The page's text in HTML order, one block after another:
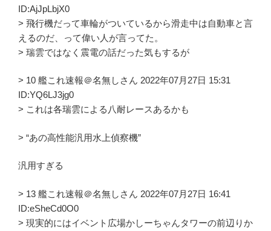
ID:AjJpLbjX0
> 飛行機だって車輪がついているから滑走中は自動車と言
えるのだ、って偉い人が言ってた。
> 瑞雲ではなく震電の話だった気もするが
> 10 艦これ速報＠名無しさん 2022年07月27日 15:31
ID:YQ6LJ3jg0
> これは各瑞雲による八耐レースあるかも
> “あの高性能汎用水上偵察機”
汎用すぎる
> 13 艦これ速報＠名無しさん 2022年07月27日 16:41
ID:eSheCd0O0
> 現実的にはイベント広場かしーちゃんタワーの前辺りか